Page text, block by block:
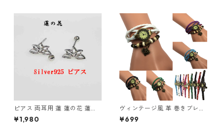
ピアス 両耳用 蓮 蓮の花 蓮花
蓮華 ロータス ハス はす 透か
し S925 スターリングシルバー
¥1,980
ヴィンテージ風 革 巻きブレス
レット 腕時計 レディース チャ
ーム付き アンティーク調 ハー
¥699